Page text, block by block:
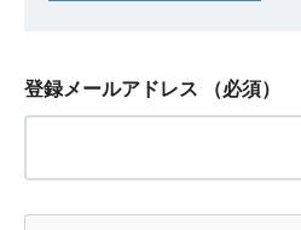
登録メールアドレス （必須）